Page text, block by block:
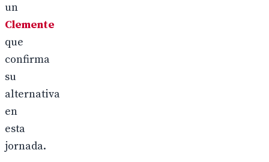
un
Clemente
que
confirma
su
alternativa
en
esta
jornada.